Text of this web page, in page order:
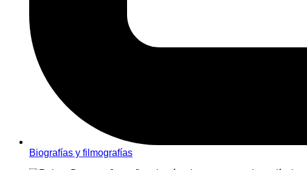
Biografías y filmografías